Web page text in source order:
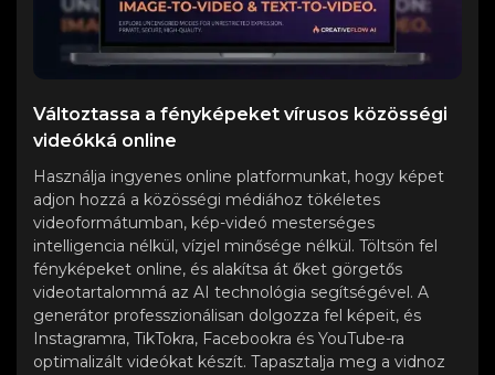
Változtassa a fényképeket vírusos közösségi
videókká online
Használja ingyenes online platformunkat, hogy képet
adjon hozzá a közösségi médiához tökéletes
videoformátumban, kép-videó mesterséges
intelligencia nélkül, vízjel minősége nélkül. Töltsön fel
fényképeket online, és alakítsa át őket görgetős
videotartalommá az AI technológia segítségével. A
generátor professzionálisan dolgozza fel képeit, és
Instagramra, TikTokra, Facebookra és YouTube-ra
optimalizált videókat készít. Tapasztalja meg a vidnoz